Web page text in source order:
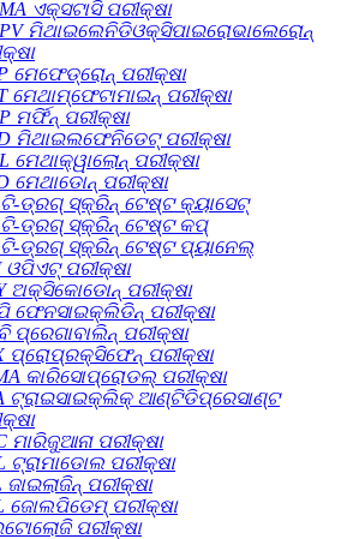
ଏକ୍ସଟାସି ପରୀକ୍ଷା
ମିଥାଇଲେନିଡିଓକ୍ସିପାଇରୋଭାଲେରୋନ୍
ମେଫେଡ୍ରୋନ୍ ପରୀକ୍ଷା
ମେଥାମ୍ଫେଟାମାଇନ୍ ପରୀକ୍ଷା
ମର୍ଫିନ୍ ପରୀକ୍ଷା
ମିଥାଇଲଫେନିଡେଟ୍ ପରୀକ୍ଷା
ମେଥାକ୍ୱାଲୋନ୍ ପରୀକ୍ଷା
ମେଥାଡୋନ୍ ପରୀକ୍ଷା
ଡ୍ରଗ୍ ସ୍କ୍ରିନ୍ ଟେଷ୍ଟ କ୍ୟାସେଟ୍
ଡ୍ରଗ୍ ସ୍କ୍ରିନ୍ ଟେଷ୍ଟ କପ୍
ଡ୍ରଗ୍ ସ୍କ୍ରିନ୍ ଟେଷ୍ଟ ପ୍ୟାନେଲ୍
ଓପିଏଟ୍ ପରୀକ୍ଷା
ଅକ୍ସିକୋଡୋନ୍ ପରୀକ୍ଷା
ଫେନସାଇକ୍ଲିଡିନ୍ ପରୀକ୍ଷା
ପ୍ରେଗାବାଲିନ୍ ପରୀକ୍ଷା
ପ୍ରୋପ୍ରକ୍ସିଫେନ୍ ପରୀକ୍ଷା
କାରିସୋପ୍ରୋଡଲ୍ ପରୀକ୍ଷା
ଟ୍ରାଇସାଇକ୍ଲିକ୍ ଆଣ୍ଟିଡିପ୍ରେସାଣ୍ଟ
ମାରିଜୁଆନା ପରୀକ୍ଷା
ଟ୍ରାମାଡୋଲ ପରୀକ୍ଷା
ଜାଇଲାଜିନ୍ ପରୀକ୍ଷା
ଜୋଲପିଡେମ୍ ପରୀକ୍ଷା
ପରୀକ୍ଷା